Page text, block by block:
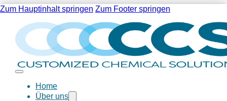
Zum Hauptinhalt springen Zum Footer springen
Home
Über uns